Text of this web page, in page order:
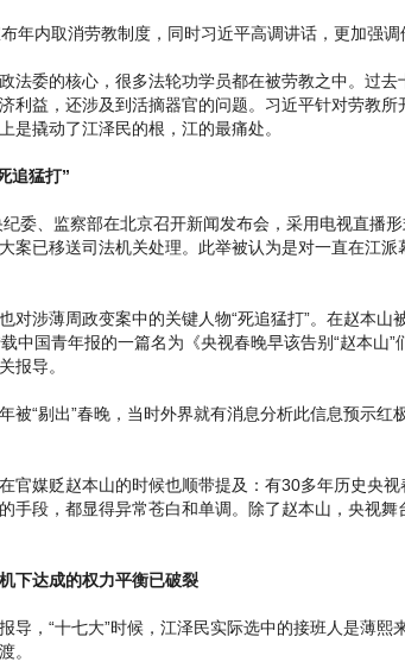
年内取消劳教制度，同时习近平高调讲话，更加强调
法委的核心，很多法轮功学员都在被劳教之中。过
利益，还涉及到活摘器官的问题。习近平针对劳教所
是撬动了江泽民的根，江的最痛处。
追猛打”
委、监察部在北京召开新闻发布会，采用电视直播
案已移送司法机关处理。此举被认为是对一直在江派
对涉薄周政变案中的关键人物“死追猛打”。在赵本山
中国青年报的一篇名为《央视春晚早该告别“赵本山
报导。
被“剔出”春晚，当时外界就有消息分析此信息预示红
官媒贬赵本山的时候也顺带提及：有30多年历史央视
手段，都显得异常苍白和单调。除了赵本山，央视舞
下达成的权力平衡已破裂
导，“十七大”时候，江泽民实际选中的接班人是薄熙
。